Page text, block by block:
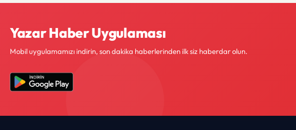
Yazar Haber Uygulaması
Mobil uygulamamızı indirin, son dakika haberlerinden ilk siz haberdar olun.